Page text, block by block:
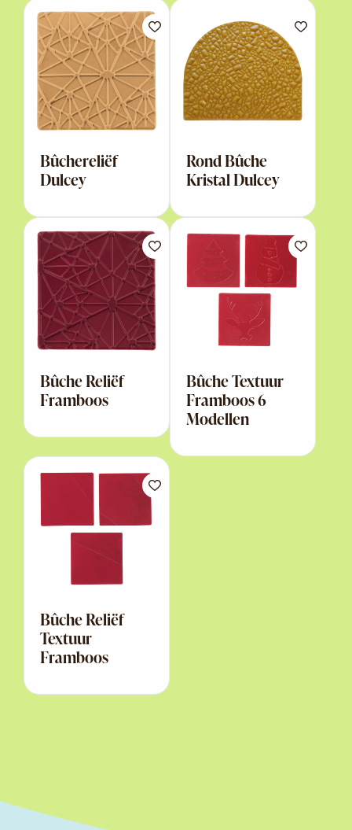
Bûchereliëf
Dulcey
Rond Bûche
Kristal Dulcey
Bûche Reliëf
Framboos
Bûche Textuur
Framboos 6
Modellen
Bûche Reliëf
Textuur
Framboos